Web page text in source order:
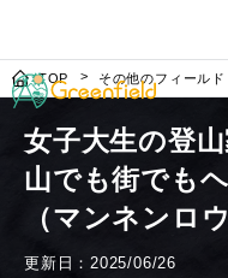
TOP その他のフィールド
女子大生の登
山でも街でも
（マンネンロ
更新日：2025/06/26